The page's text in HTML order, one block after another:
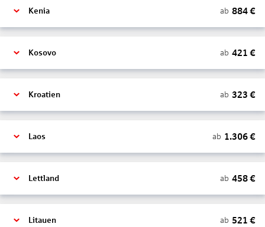
Kenia ab 884€
Kosovo ab 421 €
Kroatien ab 323 €
Laos ab 1.306€
Lettland ab 458€
Litauen ab 521 €